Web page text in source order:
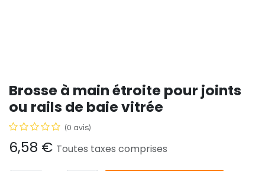
Brosse à main étroite pour joints
ou rails de baie vitrée
(0 avis)
6,58 € Toutes taxes comprises